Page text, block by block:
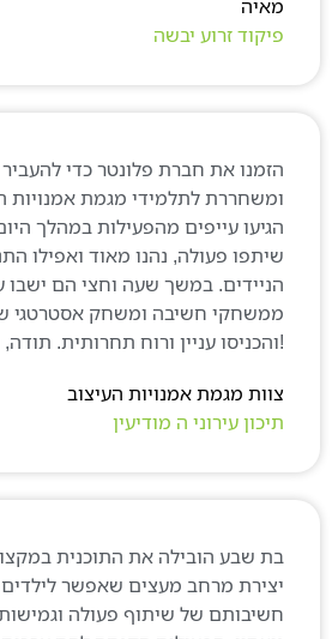
זרוע יבשה
מגמת אמנויות העיצוב
עירוני ה מודיעין
את חברת פלונטר כדי להעביר
לתלמידי מגמת אמנויות
עייפים מהפעילות במהלך היום
פעולה, נהנו מאוד ואפילו התנתקו
במשך שעה וחצי הם ישבו על
חשיבה ומשחק אסטרטגי
שבע הובילה את התוכנית במקצועיות
מרחב מעצים שאפשר לילדים
של שיתוף פעולה וגמישות